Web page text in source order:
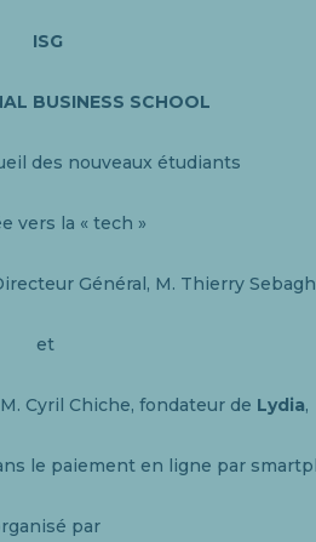
ISG
BUSINESS SCHOOL
des nouveaux étudiants
vers la « tech »
Général, M. Thierry Sebagh
et
Cyril Chiche, fondateur de Lydia,
le paiement en ligne par
par